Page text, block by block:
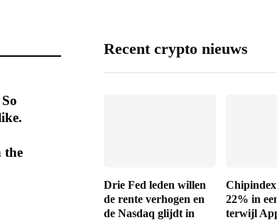
the
Recent crypto nieuws
Drie Fed leden willen
de rente verhogen en
de Nasdaq glijdt in
22% in
terwijl